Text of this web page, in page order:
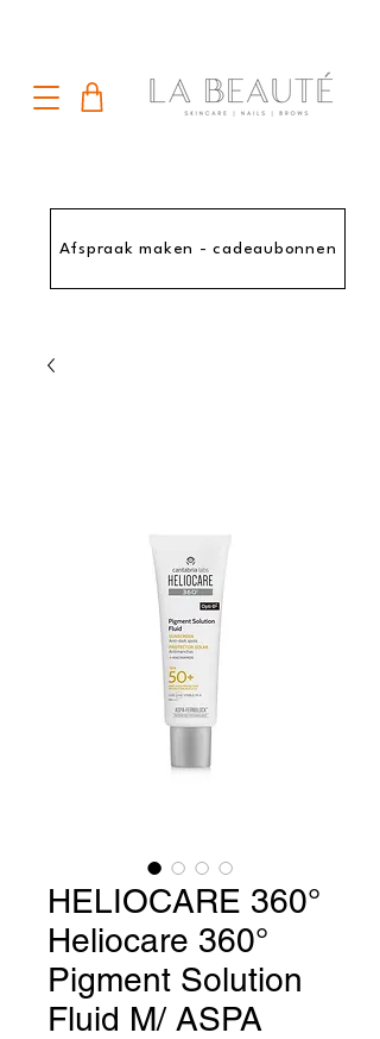
Afspraak maken - cadeaubonnen
HELIOCARE 360°
Heliocare 360°
Pigment Solution
Fluid M/ ASPA